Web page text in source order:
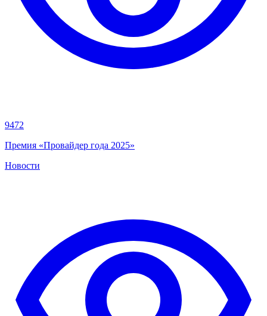
9472
Премия «Провайдер года 2025»
Новости